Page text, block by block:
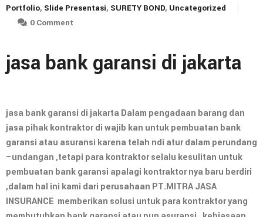
Portfolio, Slide Presentasi, SURETY BOND, Uncategorized
0 Comment
jasa bank garansi di jakarta
jasa bank garansi di jakarta Dalam pengadaan barang dan
jasa pihak kontraktor di wajib kan untuk pembuatan bank
garansi atau asuransi karena telah ndi atur dalam perundang
–undangan ,tetapi para kontraktor selalu kesulitan untuk
pembuatan bank garansi apalagi kontraktor nya baru berdiri
,dalam hal ini kami dari perusahaan PT.MITRA JASA
INSURANCE memberikan solusi untuk para kontraktor yang